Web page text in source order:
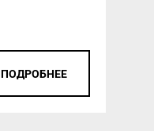
ПОДРОБНЕЕ